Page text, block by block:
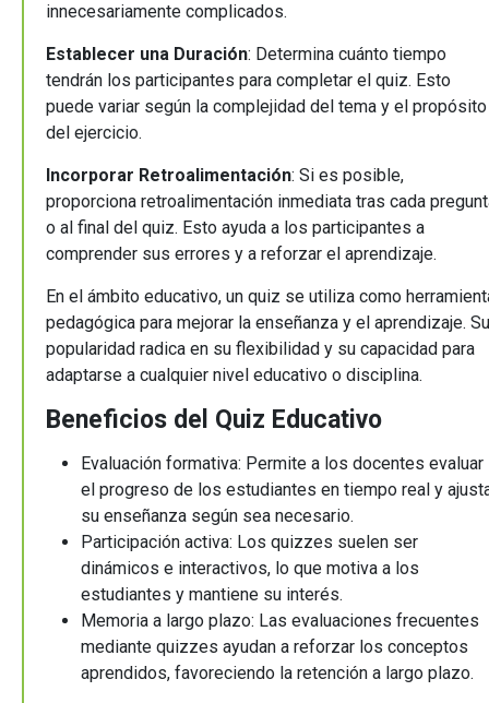
innecesariamente complicados.
Establecer una Duración: Determina cuánto tiempo
tendrán los participantes para completar el quiz. Esto
puede variar según la complejidad del tema y el propósito
del ejercicio.
Incorporar Retroalimentación: Si es posible,
proporciona retroalimentación inmediata tras cada
o al final del quiz. Esto ayuda a los participantes a
comprender sus errores y a reforzar el aprendizaje.
En el ámbito educativo, un quiz se utiliza como
pedagógica para mejorar la enseñanza y el aprendizaje. Su
popularidad radica en su flexibilidad y su capacidad para
adaptarse a cualquier nivel educativo o disciplina.
Beneficios del Quiz Educativo
Evaluación formativa: Permite a los docentes evaluar
el progreso de los estudiantes en tiempo real y
su enseñanza según sea necesario.
Participación activa: Los quizzes suelen ser
dinámicos e interactivos, lo que motiva a los
estudiantes y mantiene su interés.
Memoria a largo plazo: Las evaluaciones frecuentes
mediante quizzes ayudan a reforzar los conceptos
aprendidos, favoreciendo la retención a largo plazo.